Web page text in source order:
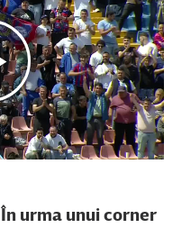
În urma unui corner